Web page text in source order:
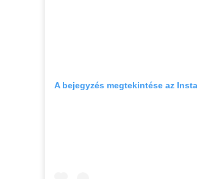
A bejegyzés megtekintése az